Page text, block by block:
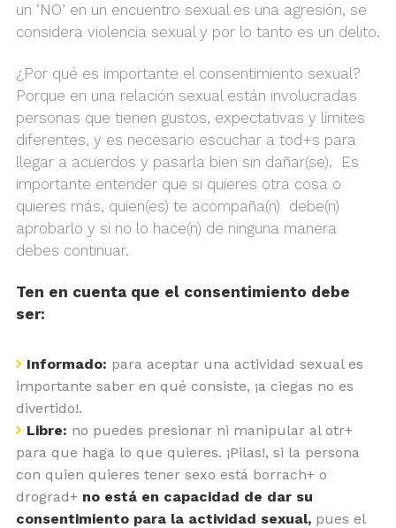
un ‘NO’ en un encuentro sexual es una agresión, se
considera violencia sexual y por lo tanto es un delito.
¿Por qué es importante el consentimiento sexual?
Porque en una relación sexual están involucradas
personas que tienen gustos, expectativas y límites
diferentes, y es necesario escuchar a tod+s para
llegar a acuerdos y pasarla bien sin dañar(se). Es
importante entender que si quieres otra cosa o
quieres más, quien(es) te acompaña(n) debe(n)
aprobarlo y si no lo hace(n) de ninguna manera
debes continuar.
Ten en cuenta que el consentimiento debe
ser:
Informado: para aceptar una actividad sexual es
importante saber en qué consiste, ¡a ciegas no es
divertido!.
Libre: no puedes presionar ni manipular al otr+
para que haga lo que quieres. ¡Pilas!, si la persona
con quien quieres tener sexo está borrach+ o
drograd+ no está en capacidad de dar su
consentimiento para la actividad sexual, pues el